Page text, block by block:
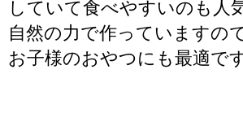
していて食べやすいのも人
自然の力で作っていますの
お子様のおやつにも最適です